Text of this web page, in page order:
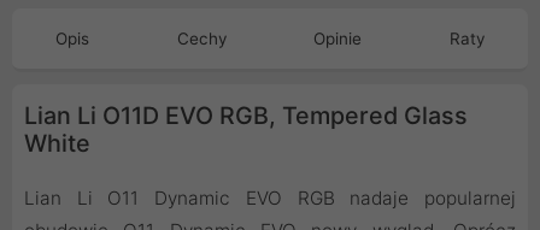
Opis Cechy Opinie Raty
Lian Li O11D EVO RGB, Tempered Glass
White
Lian Li O11 Dynamic EVO RGB nadaje popularnej